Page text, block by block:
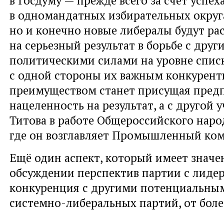
в одномандатных избирательных
но и конечно новые либералы будут
на серьезный результат в борьбе с
политическими силами на уровне
с одной стороны их важным
преимуществом станет присущая
нацеленность на результат, а с другой
Титова в работе Общероссийского
где он возглавляет Промышленный
Ещё один аспект, который имеет
обсуждении перспектив партии с
конкуренция с другими
системно-либеральных партий, от